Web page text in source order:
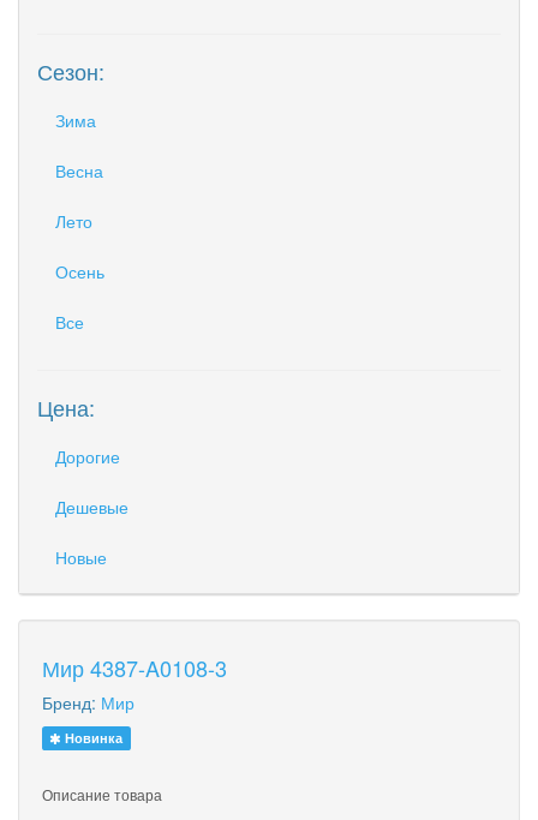
Сезон:
Зима
Весна
Лето
Осень
Все
Цена:
Дорогие
Дешевые
Новые
Мир 4387-A0108-3
Бренд: Мир
Новинка
Описание товара